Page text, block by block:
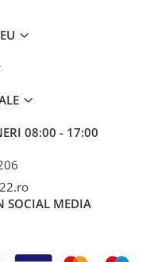
08:00 - 17:00
SOCIAL MEDIA